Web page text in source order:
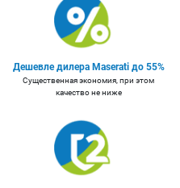
Дешевле дилера Maserati до 55%
Существенная экономия, при этом
качество не ниже